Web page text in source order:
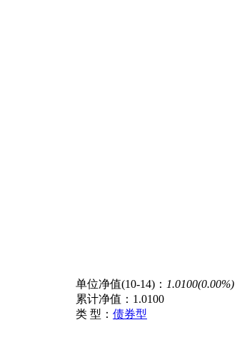
单位净值(10-14)： 1.0100(0.00%)
累计净值： 1.0100
类 型： 债券型